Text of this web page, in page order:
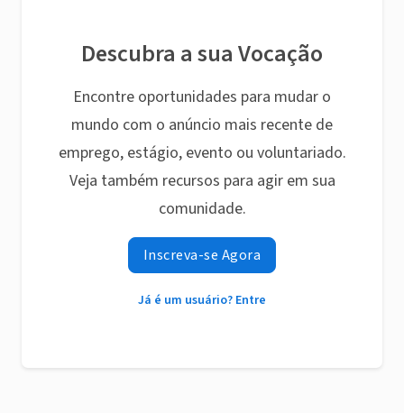
Descubra a sua Vocação
Encontre oportunidades para mudar o
mundo com o anúncio mais recente de
emprego, estágio, evento ou voluntariado.
Veja também recursos para agir em sua
comunidade.
Inscreva-se Agora
Já é um usuário? Entre